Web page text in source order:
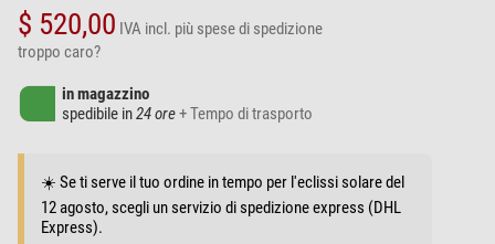
$ 520,00 IVA incl. più spese di spedizione
troppo caro?
in magazzino
spedibile in24 ore+ Tempo di trasporto
☀️ Se ti serve il tuo ordine in tempo per l'eclissi solare del
12 agosto, scegli un servizio di spedizione express (DHL
Express).